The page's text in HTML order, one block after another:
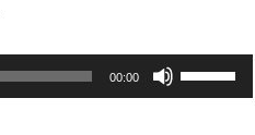
00:00
las